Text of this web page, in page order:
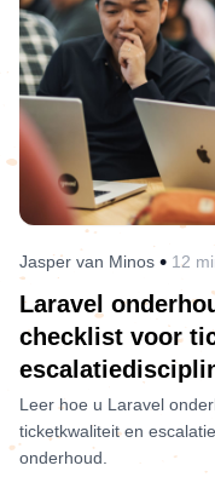
Jasper van Minos • 12
Laravel
checklist voor
Leer hoe u Laravel
ticketkwaliteit en
onderhoud.